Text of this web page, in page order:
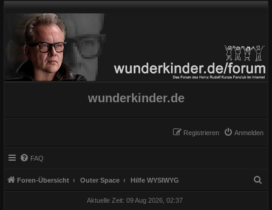
wunderkinder.de
Anmelden
Registrieren
FAQ
Foren-Übersicht Outer Space Hilfe WYSIWYG
Aktuelle Zeit: 09 Aug 2026, 02:37